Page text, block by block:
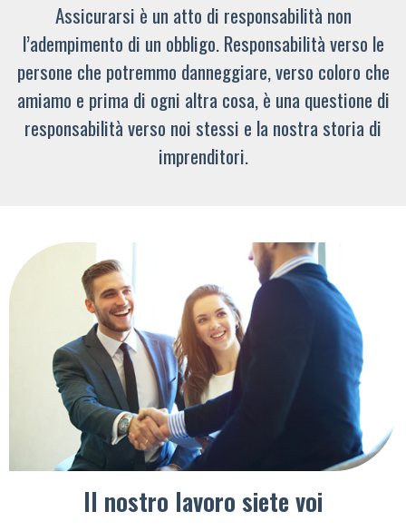
Assicurarsi è un atto di responsabilità non
l’adempimento di un obbligo. Responsabilità verso le
persone che potremmo danneggiare, verso coloro che
amiamo e prima di ogni altra cosa, è una questione di
responsabilità verso noi stessi e la nostra storia di
imprenditori.
Il nostro lavoro siete voi